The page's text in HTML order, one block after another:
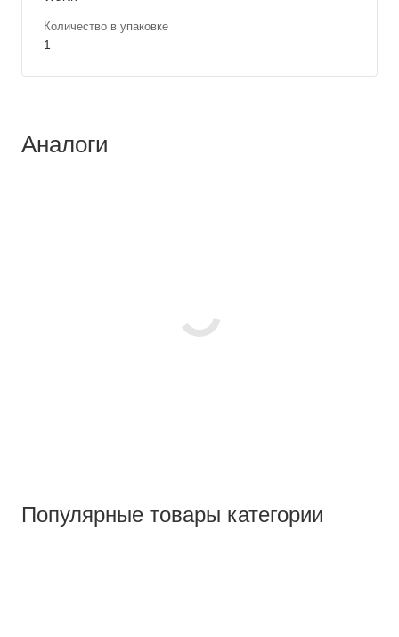
Количество в упаковке
1
Аналоги
Популярные товары категории